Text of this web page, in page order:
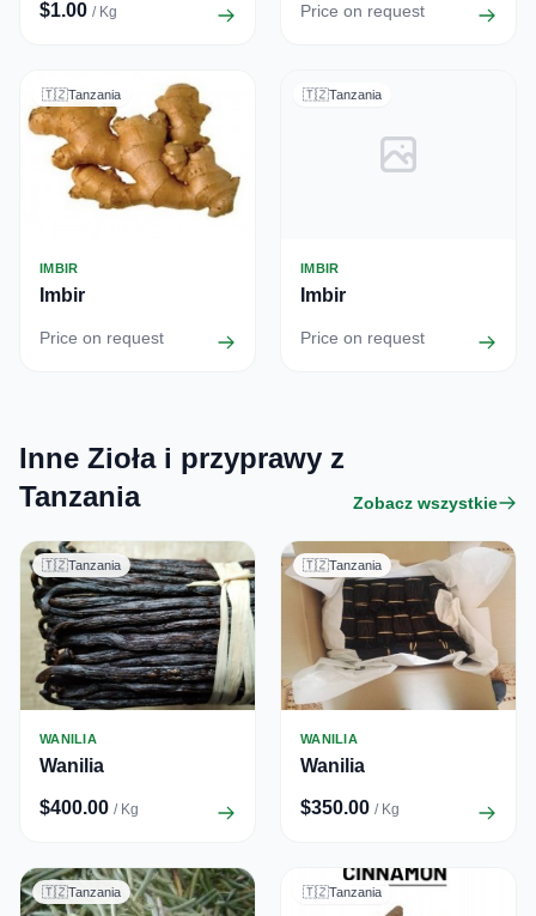
$1.00 / Kg Price on request
🇹🇿Tanzania
IMBIR
Imbir
Price on request
🇹🇿Tanzania
IMBIR
Imbir
Price on request
Inne Zioła i przyprawy z
Tanzania
Zobacz wszystkie
🇹🇿Tanzania
WANILIA
Wanilia
$400.00 / Kg
🇹🇿Tanzania
WANILIA
Wanilia
$350.00 / Kg
🇹🇿Tanzania 🇹🇿Tanzania